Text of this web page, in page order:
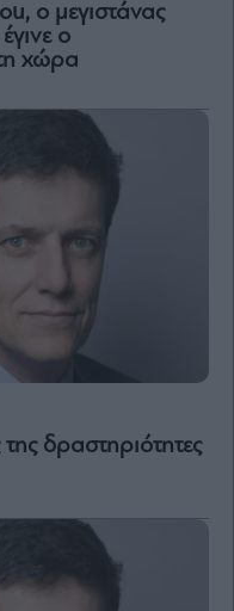
ο μεγιστάνας
ο
χώρα
δραστηριότητες